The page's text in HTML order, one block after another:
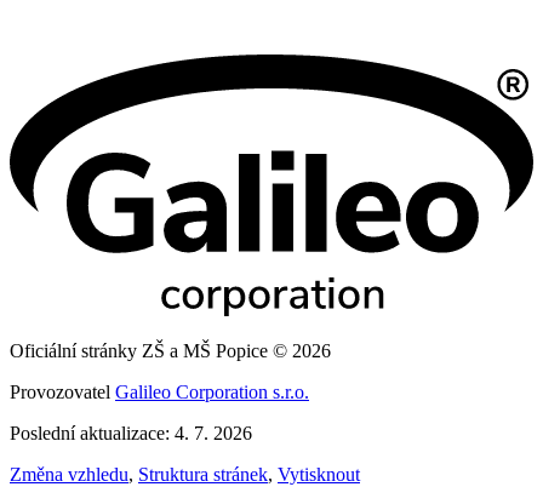
Oficiální stránky ZŠ a MŠ Popice © 2026
Provozovatel Galileo Corporation s.r.o.
Poslední aktualizace: 4. 7. 2026
Změna vzhledu, Struktura stránek, Vytisknout